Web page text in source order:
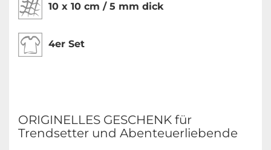
10 x 10 cm / 5 mm dick
4er Set
ORIGINELLES GESCHENK für
Trendsetter und Abenteuerliebende